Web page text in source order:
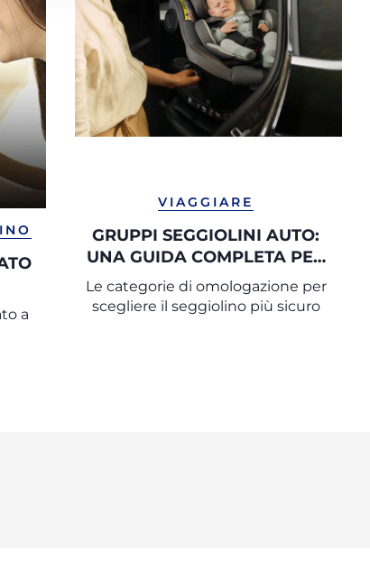
a
VIAGGIARE
GRUPPI SEGGIOLINI AUTO:
UNA GUIDA COMPLETA PER
SCEGLIERE IL SEGGIOLINO
GIUSTO
Le categorie di omologazione per
scegliere il seggiolino più sicuro